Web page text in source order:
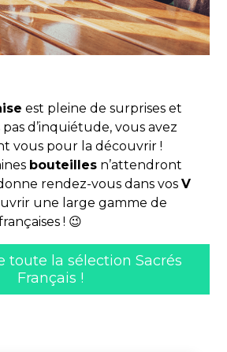
est pleine de surprises et
pas d’inquiétude, vous avez
vous pour la découvrir !
bouteilles n’attendront
rendez-vous dans vosV
une large gamme de
! 😉
toute la sélection Sacrés
Français !